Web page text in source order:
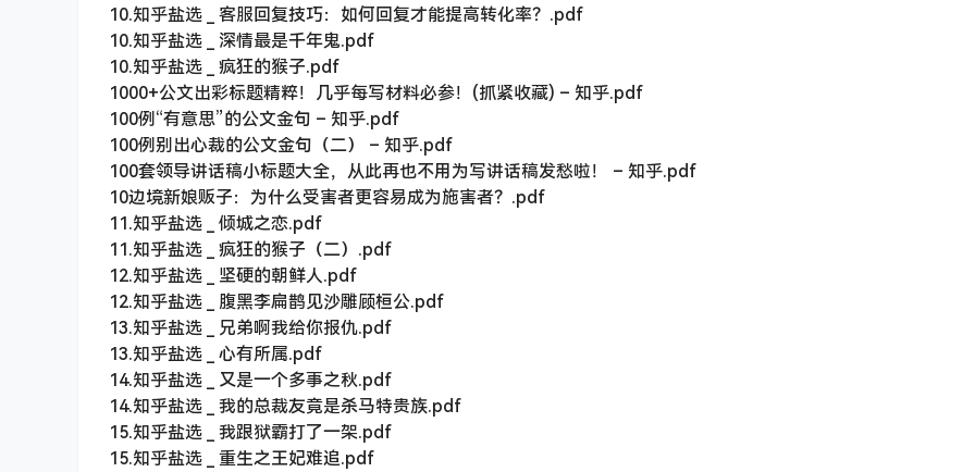
10.知乎盐选 _ 客服回复技巧：如何回复才能提高转化率？.pdf
10.知乎盐选 _ 深情最是千年鬼.pdf
10.知乎盐选 _ 疯狂的猴子.pdf
1000+公文出彩标题精粹！几乎每写材料必参！(抓紧收藏) – 知乎.pdf
100例“有意思”的公文金句 – 知乎.pdf
100例别出心裁的公文金句（二） – 知乎.pdf
100套领导讲话稿小标题大全，从此再也不用为写讲话稿发愁啦！ – 知乎.pdf
10边境新娘贩子：为什么受害者更容易成为施害者？.pdf
11.知乎盐选 _ 倾城之恋.pdf
11.知乎盐选 _ 疯狂的猴子（二）.pdf
12.知乎盐选 _ 坚硬的朝鲜人.pdf
12.知乎盐选 _ 腹黑李扁鹊见沙雕顾桓公.pdf
13.知乎盐选 _ 兄弟啊我给你报仇.pdf
13.知乎盐选 _ 心有所属.pdf
14.知乎盐选 _ 又是一个多事之秋.pdf
14.知乎盐选 _ 我的总裁友竟是杀马特贵族.pdf
15.知乎盐选 _ 我跟狱霸打了一架.pdf
15.知乎盐选 _ 重生之王妃难追.pdf